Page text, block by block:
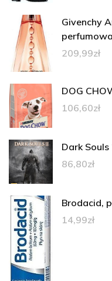
Givenchy
209,99zł
DOG
106,60zł
Dark
86,80zł
Brodacid,
14,99zł